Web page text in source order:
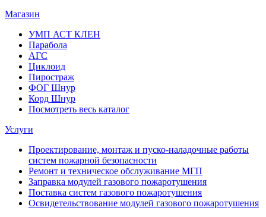
Магазин
УМП АСТ КЛЕН
Парабола
АГС
Циклоид
Пиростраж
ФОГ Шнур
Корд Шнур
Посмотреть весь каталог
Услуги
Проектирование, монтаж и пуско-наладочные работы
систем пожарной безопасности
Ремонт и техническое обслуживание МГП
Заправка модулей газового пожаротушения
Поставка систем газового пожаротушения
Освидетельствование модулей газового пожаротушения